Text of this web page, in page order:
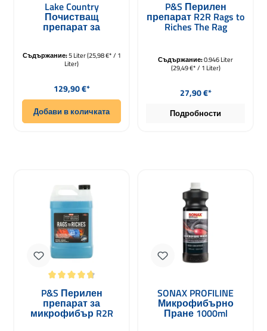
Lake Country
Почистващ
препарат за
полировъчни
Clean Boost 5000ml
Съдържание:5 Liter(25,98 €* / 1
Liter)
Редовна цена:
129,90 €*
Добави в количката
P&S Перилен
препарат R2R Rags to
Riches The Rag
Company 946ml
Съдържание:0.946 Liter
(29,49 €* / 1 Liter)
Редовна цена:
27,90 €*
Подробности
P&S Перилен
препарат за
микрофибър R2R
Rags to Riches The Rag
SONAX PROFILINE
Микрофибърно
Пране 1000ml